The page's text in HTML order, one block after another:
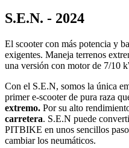
S.E.N. - 2024
El scooter con más potencia y
exigentes. Maneja terrenos
una versión con motor de 7/10
Con el S.E.N, somos la única
primer e-scooter de pura raza
extremo. Por su alto
carretera. S.E.N puede
PITBIKE en unos sencillos
cambiar los neumáticos.